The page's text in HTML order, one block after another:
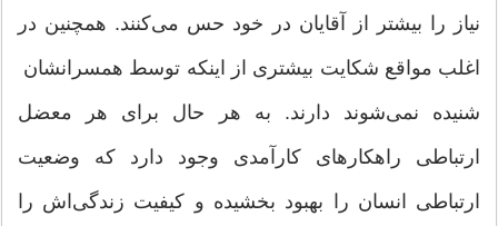
نیاز را بیشتر از آقایان در خود حس می‌کنند. همچنین در
اغلب مواقع شکایت بیشتری از اینکه توسط همسرانشان
شنیده نمی‌شوند دارند. به هر حال برای هر معضل
ارتباطی راهکارهای کارآمدی وجود دارد که وضعیت
ارتباطی انسان را بهبود بخشیده و کیفیت زندگی‌اش را